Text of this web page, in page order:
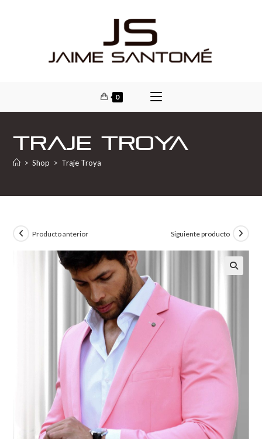
0
Traje Troya
> Shop > Traje Troya
Producto anterior Siguiente producto